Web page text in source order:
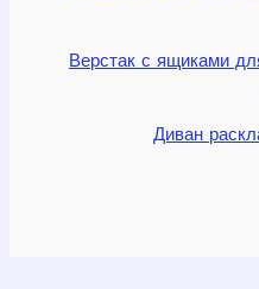
Верстак с ящиками
Диван